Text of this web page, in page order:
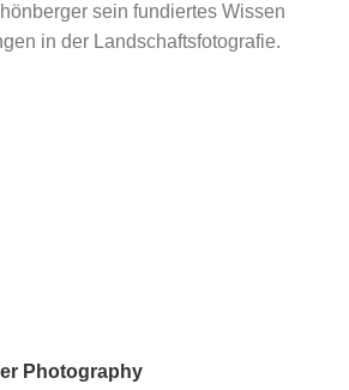
sein fundiertes Wissen
in der Landschaftsfotografie.
Photography